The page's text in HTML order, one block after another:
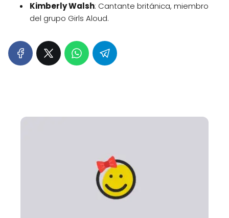
Kimberly Walsh: Cantante británica, miembro
del grupo Girls Aloud.